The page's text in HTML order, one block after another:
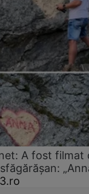
A fost filmat